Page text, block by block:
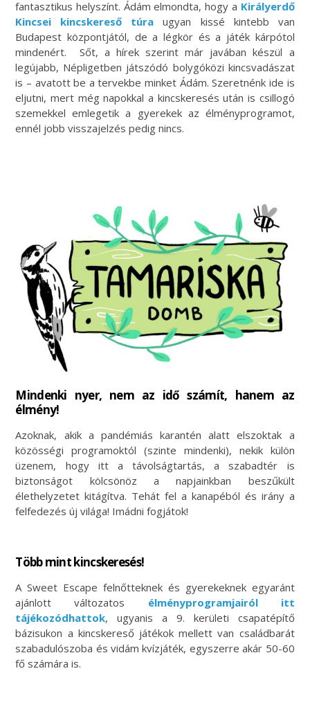
fantasztikus helyszínt. Ádám elmondta, hogy a Királyerdő
Kincsei kincskereső túra ugyan kissé kintebb van
Budapest központjától, de a légkör és a játék kárpótol
mindenért. Sőt, a hírek szerint már javában készül a
legújabb, Népligetben játszódó bolygóközi kincsvadászat
is – avatott be a tervekbe minket Ádám. Szeretnénk ide is
eljutni, mert még napokkal a kincskeresés után is csillogó
szemekkel emlegetik a gyerekek az élményprogramot,
ennél jobb visszajelzés pedig nincs.
Mindenki nyer, nem az idő számít, hanem az
élmény!
Azoknak, akik a pandémiás karantén alatt elszoktak a
közösségi programoktól (szinte mindenki), nekik külön
üzenem, hogy itt a távolságtartás, a szabadtér is
biztonságot kölcsönöz a napjainkban beszűkült
élethelyzetet kitágítva. Tehát fel a kanapéból és irány a
felfedezés új világa! Imádni fogjátok!
Több mint kincskeresés!
A Sweet Escape felnőtteknek és gyerekeknek egyaránt
ajánlott változatos élményprogramjairól itt
tájékozódhattok, ugyanis a 9. kerületi csapatépítő
bázisukon a kincskereső játékok mellett van családbarát
szabadulószoba és vidám kvízjáték, egyszerre akár 50-60
fő számára is.